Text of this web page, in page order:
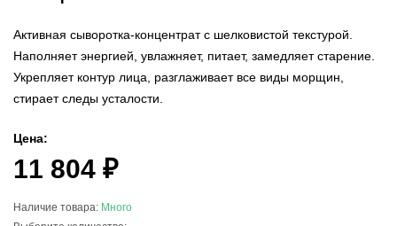
Активная сыворотка-концентрат с шелковистой текстурой.
Наполняет энергией, увлажняет, питает, замедляет старение.
Укрепляет контур лица, разглаживает все виды морщин,
стирает следы усталости.
Цена:
11 804 ₽
Наличие товара: Много